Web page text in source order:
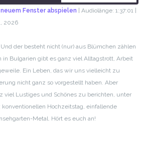
neuem Fenster abspielen | Audiolänge: 1:37:01 |
2026
der besteht nicht (nur) aus Blümchen zählen
Bulgarien gibt es ganz viel Alltagstrott, Arbeit
Ein Leben, das wir uns vielleicht zu
nicht ganz so vorgestellt haben. Aber
viel Lustiges und Schönes zu berichten, unter
Hochzeitstag, einfallende
Metal. Hört es euch an!